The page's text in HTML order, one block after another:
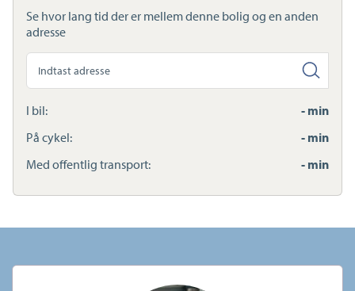
Se hvor lang tid der er mellem denne bolig og en anden
adresse
Søg
anden
adresse
I bil:
- min
På cykel:
- min
Med offentlig transport:
- min
Ladestandere
Lynladere